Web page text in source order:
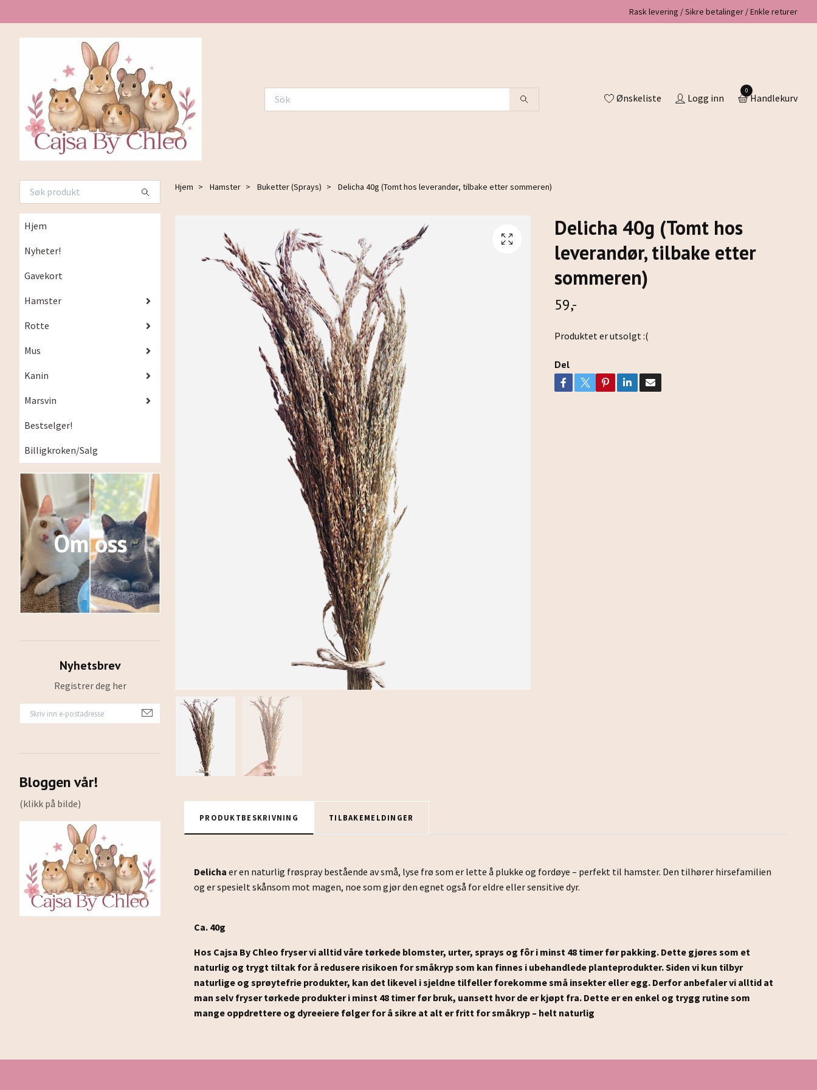
Rask levering / Sikre betalinger / Enkle returer
Ønskeliste Logg inn
0
Handlekurv
Hjem
Nyheter!
Gavekort
Hamster
Rotte
Mus
Kanin
Marsvin
Bestselger!
Billigkroken/Salg
Om oss
Nyhetsbrev
Registrer deg her
Bloggen vår!
(klikk på bilde)
Hjem Hamster Buketter (Sprays) Delicha 40g (Tomt hos leverandør, tilbake etter sommeren)
Delicha 40g (Tomt hos
leverandør, tilbake etter
sommeren)
59,-
Produktet er utsolgt :(
Del
PRODUKTBESKRIVNING TILBAKEMELDINGER
Delicha er en naturlig frøspray bestående av små, lyse frø som er lette å plukke og fordøye – perfekt til hamster. Den tilhører hirsefamilien
og er spesielt skånsom mot magen, noe som gjør den egnet også for eldre eller sensitive dyr.
Ca. 40g
Hos Cajsa By Chleo fryser vi alltid våre tørkede blomster, urter, sprays og fôr i minst 48 timer før pakking. Dette gjøres som et
naturlig og trygt tiltak for å redusere risikoen for småkryp som kan finnes i ubehandlede planteprodukter.Siden vi kun tilbyr
naturlige og sprøytefrie produkter, kan det likevel i sjeldne tilfeller forekomme små insekter eller egg. Derfor anbefaler vi alltid at
man selv fryser tørkede produkter i minst 48 timer før bruk, uansett hvor de er kjøpt fra. Dette er en enkel og trygg rutine som
mange oppdrettere og dyreeiere følger for å sikre at alt er fritt for småkryp – helt naturlig